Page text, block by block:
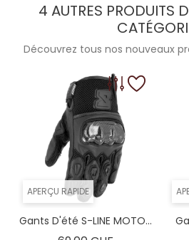
4 AUTRES PRODUITS
Découvrez tous nos nouveaux
APERÇU RAPIDE
Gants D'été S-LINE MOTO...